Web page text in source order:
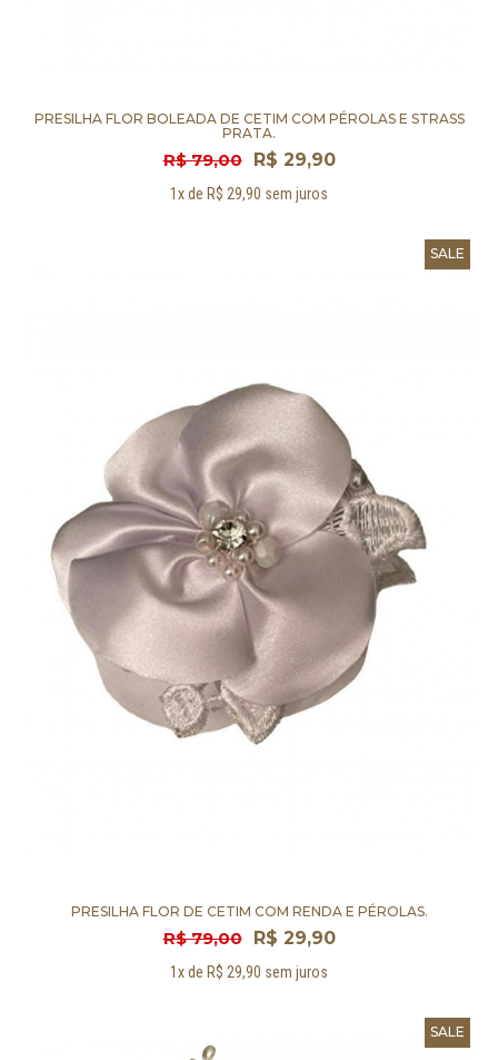
PRESILHA FLOR BOLEADA DE CETIM COM PÉROLAS E STRASS
PRATA.
R$ 79,00 R$ 29,90
1x de R$ 29,90 sem juros
SALE
PRESILHA FLOR DE CETIM COM RENDA E PÉROLAS.
R$ 79,00 R$ 29,90
1x de R$ 29,90 sem juros
SALE